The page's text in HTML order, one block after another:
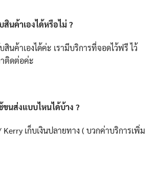
นค้าเองได้หรือไม่ ?
สินค้าเองได้ค่ะ เรามีบริการที่จอดไว้ฟรี ไว้
ติดต่อค่ะ
ขนส่งแบบไหนได้บ้าง ?
Kerry เก็บเงินปลายทาง ( บวกค่าบริการเพิ่ม